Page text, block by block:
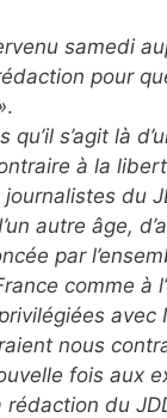
samedi
pour
.
qu’il s’agit là
à la
journalistes du
autre âge,
par
comme à
avec
nous
fois aux
du